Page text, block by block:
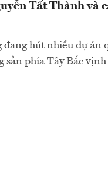
Tất Thành và
hút nhiều dự án
sản phía Tây Bắc